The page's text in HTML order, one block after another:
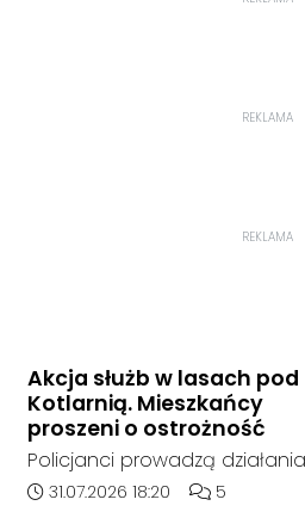
REKLAMA
REKLAMA
Akcja służb w lasach pod
Kotlarnią. Mieszkańcy
proszeni o ostrożność
Policjanci prowadzą
terenie kompleksów leśnych w
Data dodania artykułu:
31.07.2026 18:20 Liczba
5